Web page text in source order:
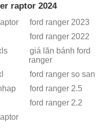
raptor 2024
ford ranger 2023
ford ranger 2022
giá lăn bánh ford
ranger
ford ranger so san
ford ranger 2.5
ford ranger 2.2